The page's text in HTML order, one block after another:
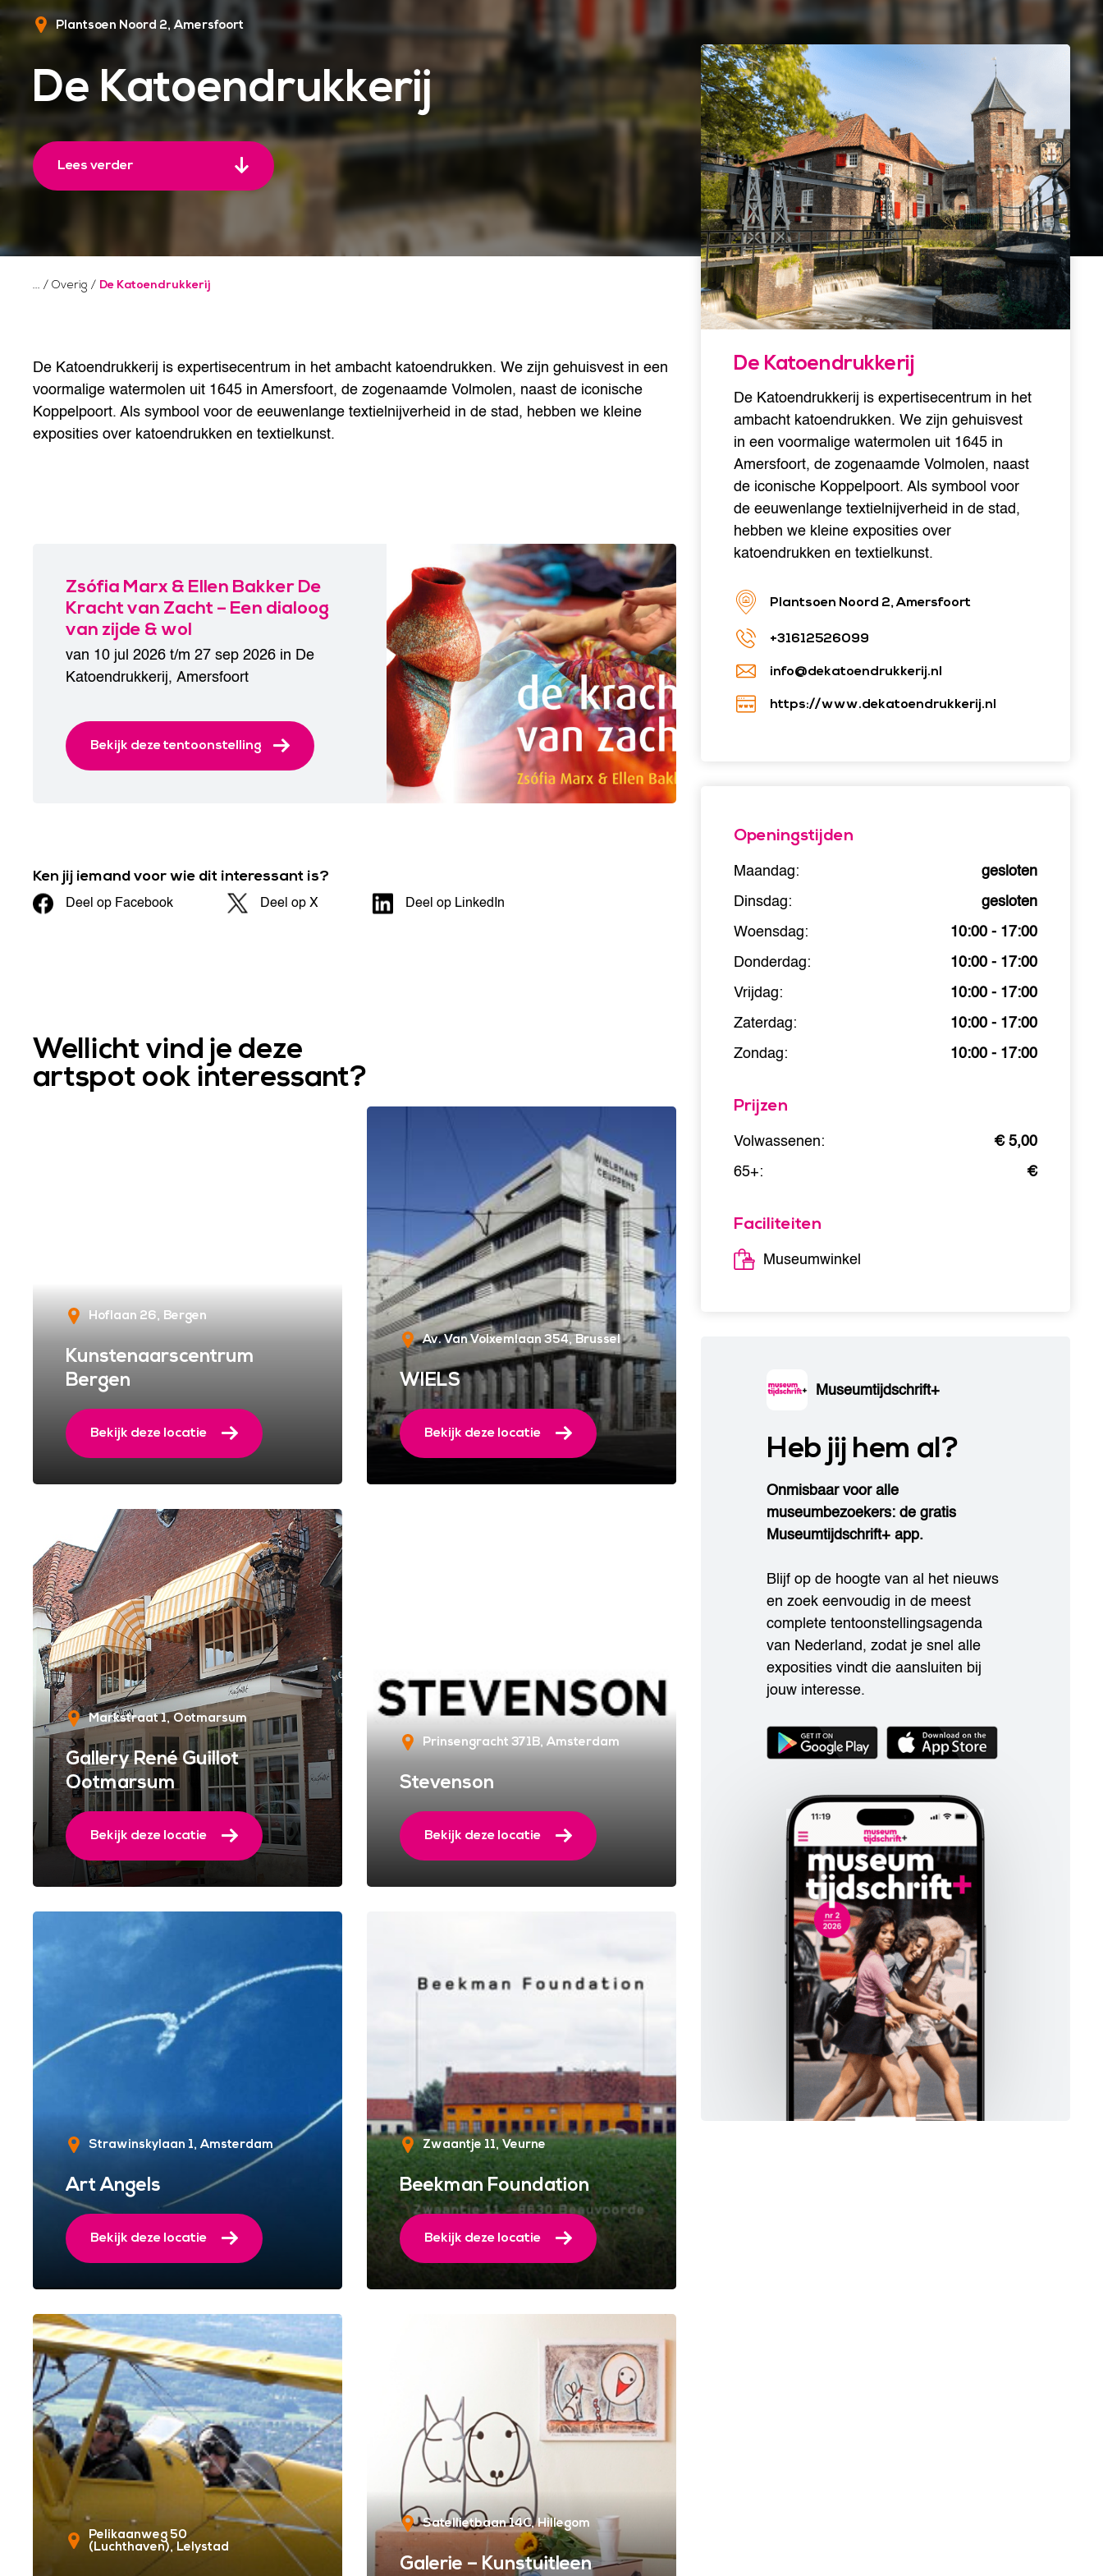
Plantsoen Noord 2 Amersfoort
De Katoendrukkerij
Lees verder
/ Overig / De Katoendrukkerij
De Katoendrukkerij is expertisecentrum in het ambacht katoendrukken. We zijn gehuisvest in een
voormalige watermolen uit 1645 in Amersfoort, de zogenaamde Volmolen, naast de iconische
Koppelpoort. Als symbool voor de eeuwenlange textielnijverheid in de stad, hebben we kleine
exposities over katoendrukken en textielkunst.
Zsófia Marx & Ellen Bakker De
Kracht van Zacht – Een dialoog
van zijde & wol
van 10 jul 2026 t/m 27 sep 2026 in De
Katoendrukkerij, Amersfoort
Bekijk deze tentoonstelling
Ken jij iemand voor wie dit interessant is?
Deel op Facebook Deel op X Deel op LinkedIn
Wellicht vind je deze
artspot ook interessant?
Hoflaan 26 Bergen
Kunstenaarscentrum
Bergen
Bekijk deze locatie
Av. Van Volxemlaan 354 Brussel
WIELS
Bekijk deze locatie
Markstraat 1 Ootmarsum
Gallery René Guillot
Ootmarsum
Bekijk deze locatie
Prinsengracht 371B Amsterdam
Stevenson
Bekijk deze locatie
Strawinskylaan 1 Amsterdam
Art Angels
Bekijk deze locatie
Zwaantje 11 Veurne
Beekman Foundation
Bekijk deze locatie
Pelikaanweg 50
(Luchthaven) Lelystad
Satellietbaan 14C Hillegom
Galerie – Kunstuitleen
De Katoendrukkerij
De Katoendrukkerij is expertisecentrum in het
ambacht katoendrukken. We zijn gehuisvest
in een voormalige watermolen uit 1645 in
Amersfoort, de zogenaamde Volmolen, naast
de iconische Koppelpoort. Als symbool voor
de eeuwenlange textielnijverheid in de stad,
hebben we kleine exposities over
katoendrukken en textielkunst.
Plantsoen Noord 2, Amersfoort
+31612526099
info@dekatoendrukkerij.nl
https://www.dekatoendrukkerij.nl
Openingstijden
Maandag:
gesloten
Dinsdag:
gesloten
Woensdag:
10:00 - 17:00
Donderdag:
10:00 - 17:00
Vrijdag:
10:00 - 17:00
Zaterdag:
10:00 - 17:00
Zondag:
10:00 - 17:00
Prijzen
Volwassenen:
€ 5,00
65+:
€
Faciliteiten
Museumwinkel
Museumtijdschrift+
Heb jij hem al?
Onmisbaar voor alle
museumbezoekers: de gratis
Museumtijdschrift+ app.
Blijf op de hoogte van al het nieuws
en zoek eenvoudig in de meest
complete tentoonstellingsagenda
van Nederland, zodat je snel alle
exposities vindt die aansluiten bij
jouw interesse.